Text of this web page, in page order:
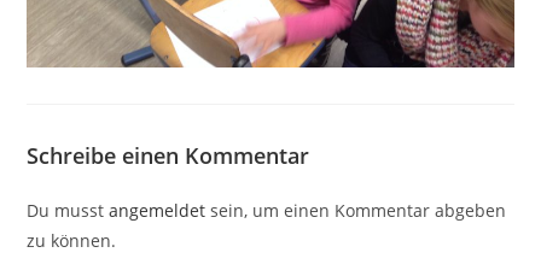
Schreibe einen Kommentar
Du musstangemeldet sein, um einen Kommentar abgeben
zu können.